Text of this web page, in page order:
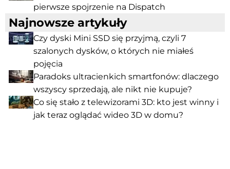
pierwsze spojrzenie na Dispatch
Najnowsze artykuły
Czy dyski Mini SSD się przyjmą, czyli 7
szalonych dysków, o których nie miałeś
pojęcia
Paradoks ultracienkich smartfonów: dlaczego
wszyscy sprzedają, ale nikt nie kupuje?
Co się stało z telewizorami 3D: kto jest winny i
jak teraz oglądać wideo 3D w domu?